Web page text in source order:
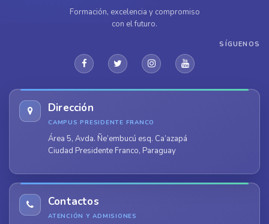
Formación, excelencia y compromiso
con el futuro.
SÍGUENOS
Dirección
CAMPUS PRESIDENTE FRANCO
Área 5, Avda. Ñe’embucú esq. Ca’azapá
Ciudad Presidente Franco, Paraguay
Contactos
ATENCIÓN Y ADMISIONES